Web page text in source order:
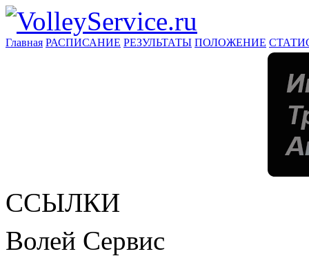
Главная РАСПИСАНИЕ РЕЗУЛЬТАТЫ ПОЛОЖЕНИЕ
ССЫЛКИ
Волей Сервис